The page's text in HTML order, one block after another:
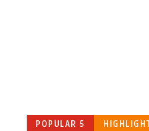
POPULAR 5